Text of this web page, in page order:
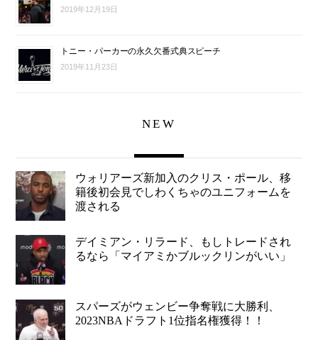
2019年12月19日
トニー・パーカーの永久欠番式典スピーチ
2019年11月23日
NEW
ウォリアーズ新加入のクリス・ポール、移
籍後初会見でしわくちゃのユニフォームを
渡される
デイミアン・リラード、もしトレードされ
るなら「マイアミかブルックリンがいい」
スパーズがウェンビー争奪戦に大勝利、
2023NBAドラフト1位指名権獲得！！